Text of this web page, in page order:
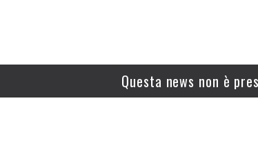
Questa news non è